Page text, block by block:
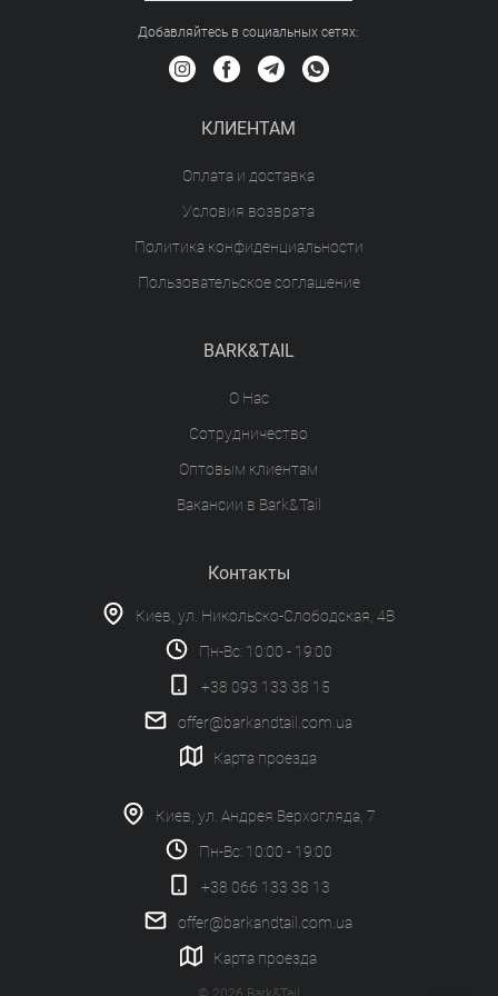
Добавляйтесь в социальных сетяx:
КЛИЕНТАМ
Оплата и доставка
Условия возврата
Политика конфиденциальности
Пользовательское соглашение
BARK&TAIL
О Нас
Сотрудничество
Оптовым клиентам
Вакансии в Bark&Tail
Контакты
Киев, ул. Никольско-Слободская, 4В
Пн-Вс: 10:00 - 19:00
+38 093 133 38 15
offer@barkandtail.com.ua
Карта проезда
Киев, ул. Андрея Верхогляда, 7
Пн-Вс: 10:00 - 19:00
+38 066 133 38 13
offer@barkandtail.com.ua
Карта проезда